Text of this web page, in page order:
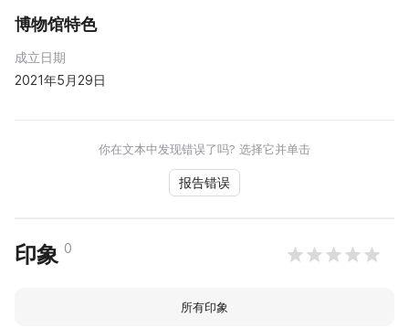
博物馆特色
成立日期
2021年5月29日
你在文本中发现错误了吗? 选择它并单击
报告错误
印象 0
所有印象